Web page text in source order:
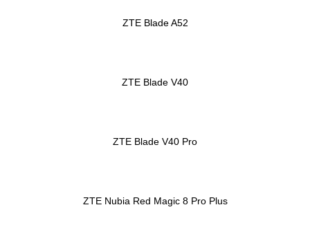
ZTE Blade A52
ZTE Blade V40
ZTE Blade V40 Pro
ZTE Nubia Red Magic 8 Pro Plus